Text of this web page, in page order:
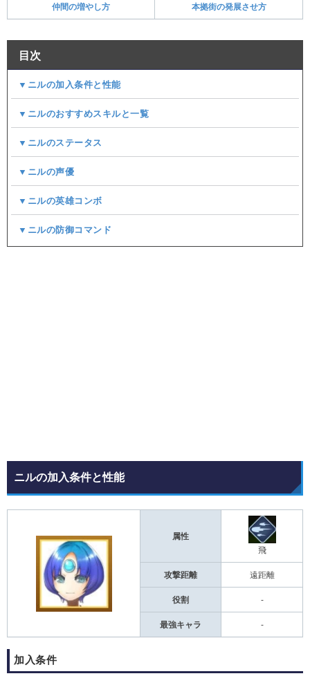
仲間の増やし方 本拠街の発展させ方
目次
▼ニルの加入条件と性能
▼ニルのおすすめスキルと一覧
▼ニルのステータス
▼ニルの声優
▼ニルの英雄コンボ
▼ニルの防御コマンド
ニルの加入条件と性能
属性
飛
攻撃距離 遠距離
役割 -
最強キャラ -
加入条件